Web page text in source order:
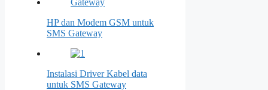
HP dan Modem GSM untuk
SMS Gateway
Instalasi Driver Kabel data
untuk SMS Gateway